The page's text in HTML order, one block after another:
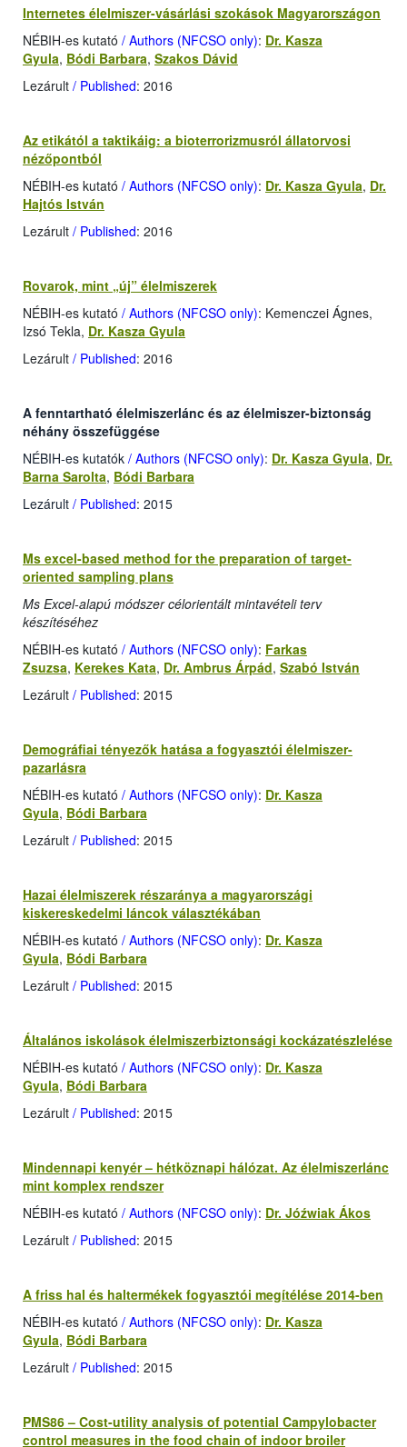
Internetes élelmiszer-vásárlási szokások Magyarországon
NÉBIH-es kutató / Authors (NFCSO only): Dr. Kasza
Gyula, Bódi Barbara, Szakos Dávid
Lezárult / Published: 2016
Az etikától a taktikáig: a bioterrorizmusról állatorvosi
nézőpontból
NÉBIH-es kutató / Authors (NFCSO only): Dr. Kasza Gyula, Dr.
Hajtós István
Lezárult / Published: 2016
Rovarok, mint „új” élelmiszerek
NÉBIH-es kutató / Authors (NFCSO only): Kemenczei Ágnes,
Izsó Tekla, Dr. Kasza Gyula
Lezárult / Published: 2016
A fenntartható élelmiszerlánc és az élelmiszer-biztonság
néhány összefüggése
NÉBIH-es kutatók / Authors (NFCSO only): Dr. Kasza Gyula, Dr.
Barna Sarolta, Bódi Barbara
Lezárult / Published: 2015
Ms excel-based method for the preparation of target-
oriented sampling plans
Ms Excel-alapú módszer célorientált mintavételi terv
készítéséhez
NÉBIH-es kutató / Authors (NFCSO only): Farkas
Zsuzsa, Kerekes Kata, Dr. Ambrus Árpád, Szabó István
Lezárult / Published: 2015
Demográfiai tényezők hatása a fogyasztói élelmiszer-
pazarlásra
NÉBIH-es kutató / Authors (NFCSO only): Dr. Kasza
Gyula, Bódi Barbara
Lezárult / Published: 2015
Hazai élelmiszerek részaránya a magyarországi
kiskereskedelmi láncok választékában
NÉBIH-es kutató / Authors (NFCSO only): Dr. Kasza
Gyula, Bódi Barbara
Lezárult / Published: 2015
Általános iskolások élelmiszerbiztonsági kockázatészlelése
NÉBIH-es kutató / Authors (NFCSO only): Dr. Kasza
Gyula, Bódi Barbara
Lezárult / Published: 2015
Mindennapi kenyér – hétköznapi hálózat. Az élelmiszerlánc
mint komplex rendszer
NÉBIH-es kutató / Authors (NFCSO only): Dr. Jóźwiak Ákos
Lezárult / Published: 2015
A friss hal és haltermékek fogyasztói megítélése 2014-ben
NÉBIH-es kutató / Authors (NFCSO only): Dr. Kasza
Gyula, Bódi Barbara
Lezárult / Published: 2015
PMS86 – Cost-utility analysis of potential Campylobacter
control measures in the food chain of indoor broiler